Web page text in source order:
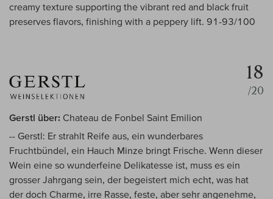
creamy texture supporting the vibrant red and black fruit
preserves flavors, finishing with a peppery lift. 91-93/100
18
/20
Gerstl über: Chateau de Fonbel Saint Emilion
-- Gerstl: Er strahlt Reife aus, ein wunderbares
Fruchtbündel, ein Hauch Minze bringt Frische. Wenn dieser
Wein eine so wunderfeine Delikatesse ist, muss es ein
grosser Jahrgang sein, der begeistert mich echt, was hat
der doch Charme, irre Rasse, feste, aber sehr angenehme,